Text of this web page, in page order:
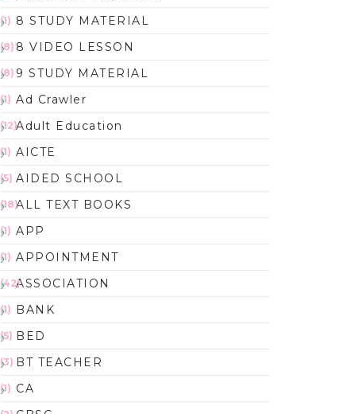
8 STUDY MATERIAL
(1)
8 VIDEO LESSON
(8)
9 STUDY MATERIAL
(8)
Ad Crawler
(1)
Adult Education
(12)
AICTE
(1)
AIDED SCHOOL
(5)
ALL TEXT BOOKS
(18)
APP
(1)
APPOINTMENT
(1)
ASSOCIATION
(42)
BANK
(1)
BED
(5)
BT TEACHER
(3)
CA
(1)